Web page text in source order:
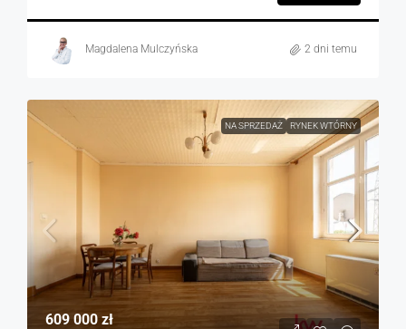
Magdalena Mulczyńska 2 dni temu
NA SPRZEDAŻ RYNEK WTÓRNY
609 000 zł